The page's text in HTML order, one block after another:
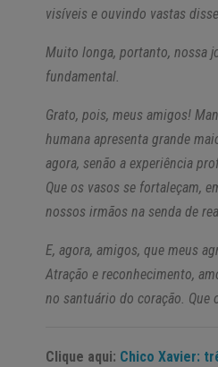
visíveis e ouvindo vastas
Muito longa, portanto, nossa
fundamental.
Grato, pois, meus amigos!
humana apresenta grande
agora, senão a experiência
Que os vasos se fortaleçam,
nossos irmãos na senda de
E, agora, amigos, que meus
Atração e reconhecimento,
no santuário do coração. Que
Clique aqui: Chico Xavier: